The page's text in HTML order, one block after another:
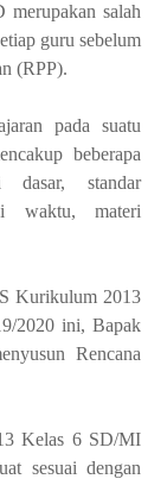
salah
guru sebelum
(RPP).
pada suatu
beberapa
dasar, standar
waktu, materi
Kurikulum 2013
2020 ini, Bapak
Rencana
Kelas 6 SD/MI
sesuai dengan